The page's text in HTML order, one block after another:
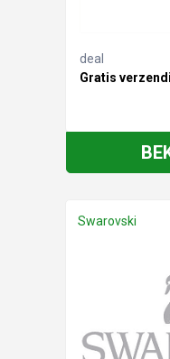
deal
Gratis
Swarovski